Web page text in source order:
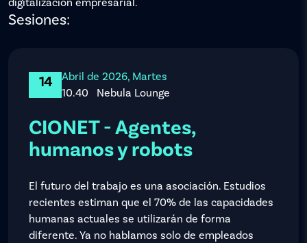
Sesiones:
14
Abril de 2026, Martes
10.40
Nebula Lounge
CIONET - Agentes,
humanos y robots
El futuro del trabajo es una asociación. Estudios
recientes estiman que el 70% de las capacidades
humanas actuales se utilizarán de forma
diferente. Ya no hablamos solo de empleados